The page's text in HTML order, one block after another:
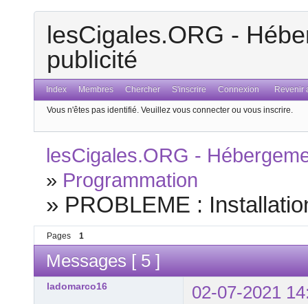
lesCigales.ORG -
publicité
Index Membres Chercher S'inscrire Connexion Revenir
Vous n'êtes pas identifié. Veuillez vous connecter ou vous inscrire.
lesCigales.ORG -
» Programmation
» PROBLEME :
Pages 1
Messages [ 5 ]
ladomarco16
02-07-2021